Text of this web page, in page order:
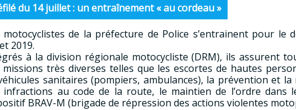
du 14 juillet : un entraînement « au cordeau »
motocyclistes de la préfecture de Police s’entrainent pour le
2019.
à la division régionale motocycliste (DRM), ils assurent
missions très diverses telles que les escortes de hautes
sanitaires (pompiers, ambulances), la prévention et la
infractions au code de la route, le maintien de l’ordre dans
BRAV-M (brigade de répression des actions violentes